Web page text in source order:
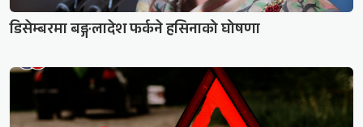
डिसेम्बरमा बङ्गलादेश फर्कने हसिनाको घोषणा